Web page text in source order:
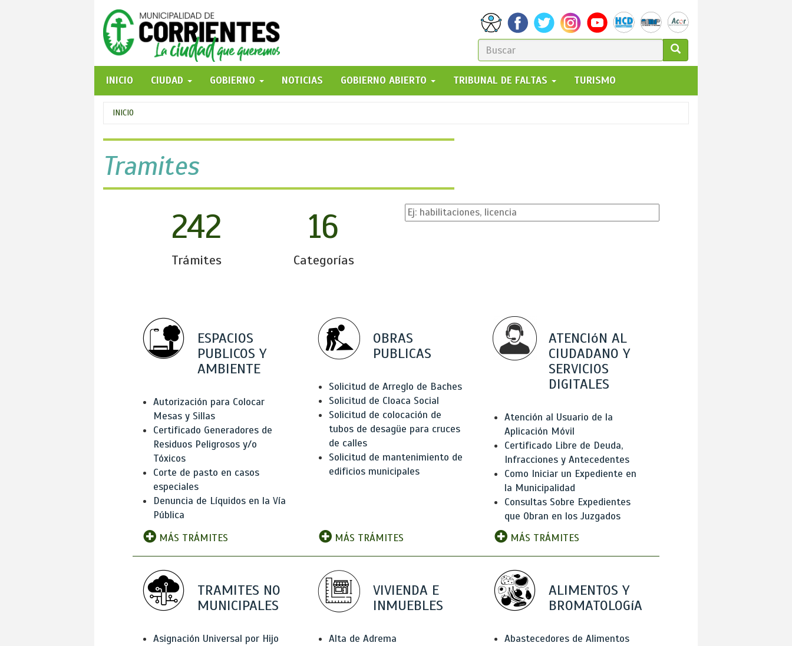
FORMULARIO
DE
BÚSQUEDA
GO!
INICIO
CIUDAD GOBIERNO NOTICIAS GOBIERNO ABIERTO TRIBUNAL DE FALTAS TURISMO
Se
encuentra
usted
aquí
INICIO
Tramites
242
Trámites
16
Categorías
ESPACIOS
PUBLICOS Y
AMBIENTE
Autorización para Colocar
Mesas y Sillas
Certificado Generadores de
Residuos Peligrosos y/o
Tóxicos
Corte de pasto en casos
especiales
Denuncia de Líquidos en la Vía
Pública
MÁS TRÁMITES
OBRAS
PUBLICAS
Solicitud de Arreglo de Baches
Solicitud de Cloaca Social
Solicitud de colocación de
tubos de desagüe para cruces
de calles
Solicitud de mantenimiento de
edificios municipales
MÁS TRÁMITES
ATENCIóN AL
CIUDADANO Y
SERVICIOS
DIGITALES
Atención al Usuario de la
Aplicación Móvil
Certificado Libre de Deuda,
Infracciones y Antecedentes
Como Iniciar un Expediente en
la Municipalidad
Consultas Sobre Expedientes
que Obran en los Juzgados
MÁS TRÁMITES
TRAMITES NO
MUNICIPALES
Asignación Universal por Hijo
VIVIENDA E
INMUEBLES
Alta de Adrema
ALIMENTOS Y
BROMATOLOGíA
Abastecedores de Alimentos